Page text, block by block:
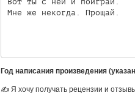
Мне же некогда. Прощай.
Год написания произведения
✍ Я хочу получать рецензии и